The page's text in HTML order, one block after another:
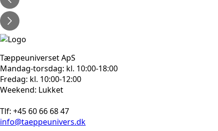
Tæppeuniverset ApS
Mandag-torsdag: kl. 10:00-18:00
Fredag: kl. 10:00-12:00
Weekend: Lukket
Tlf: +45 60 66 68 47
info@taeppeunivers.dk